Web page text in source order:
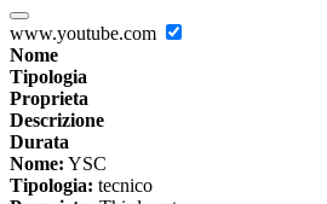
www.youtube.com
Nome
Tipologia
Proprieta
Descrizione
Durata
Nome: YSC
Tipologia: tecnico